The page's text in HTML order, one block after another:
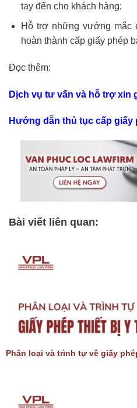
tay đến cho khách hàng;
Hỗ trợ những vướng mắc
hoàn thành cấp giấy phép
Đọc thêm:
Dịch vụ tư vấn và hỗ trợ xin
Hướng dẫn thủ tục cấp giấy
Bài viết liên quan:
Phân loại và trình tự về giấy